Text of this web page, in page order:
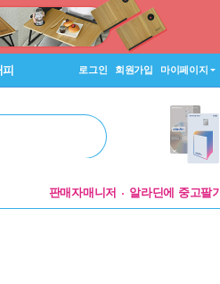
피 로그인 회원가입 마이페이지
판매자매니저 알라딘에 중고팔기